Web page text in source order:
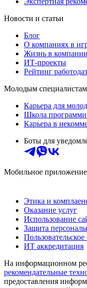
Новости и статьи
Блог
О компаниях в
Жизнь в компании
ИТ-проекты
Рейтинг
Молодым специалистам
Карьера для
Школа
Карьера в
Боты для
Мобильное приложение
Этика и
Оказание услуг
Использование
Защита
ИТ аккредитация
На информационном
рекомендательные
предоставления